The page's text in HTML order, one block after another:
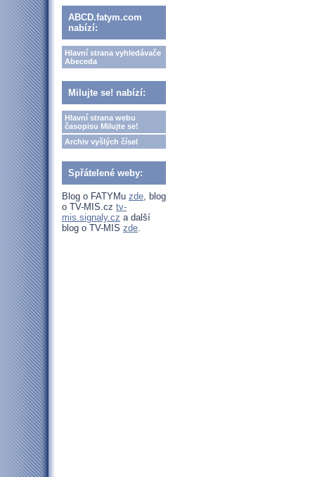
ABCD.fatym.com
nabízí:
Hlavní strana vyhledávače
Abeceda
Milujte se! nabízí:
Hlavní strana webu
časopisu Milujte se!
Archiv vyšlých čísel
Spřátelené weby:
Blog o FATYMu zde, blog
o TV-MIS.cz tv-
mis.signaly.cz a další
blog o TV-MIS zde.